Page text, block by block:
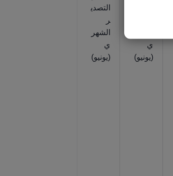
ي
(يونيو)
التصدي
ر
الشهر
ي
(يونيو)